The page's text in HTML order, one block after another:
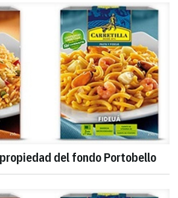
del fondo Portobello